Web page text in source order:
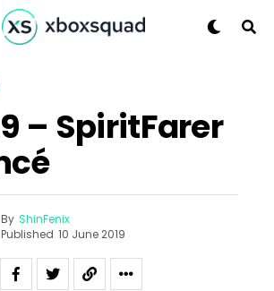
– SpiritFarer
By ShinFenix
Published 10 June 2019